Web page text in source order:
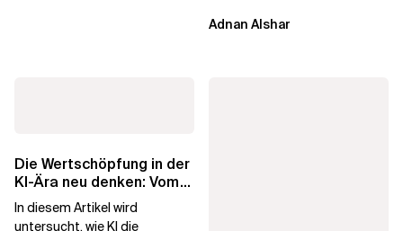
Engineering voranzutreiben,
Adnan Alshar
Die Wertschöpfung in der
KI-Ära neu denken: Vom
agilen Altbestand zu...
In diesem Artikel wird
untersucht, wie KI die